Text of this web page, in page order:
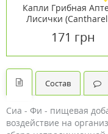
Капли Грибная
Лисички
171 грн
Состав
Сиа - Фи - пищевая
воздействие на